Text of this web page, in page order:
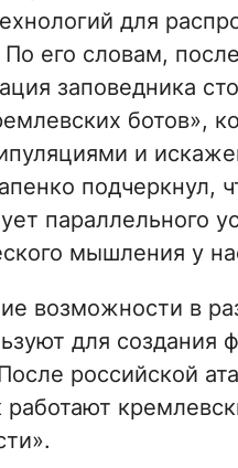
для
его словам,
заповедника
ботов»,
и
подчеркнул,
параллельного
мышления у
возможности в
для создания
российской